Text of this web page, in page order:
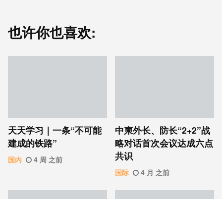
也许你也喜欢:
天天学习｜一条“不可能
建成的铁路”
国内 4 周 之前
中柬外长、防长“2+2”战
略对话首次会议达成六点
共识
国际 4 月 之前